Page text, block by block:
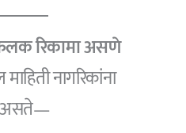
रिकामा असणे
नागरिकांना
असते—